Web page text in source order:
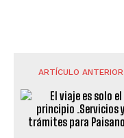
ARTÍCULO ANTERIOR